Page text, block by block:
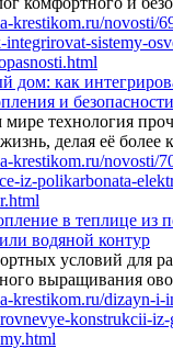
дом: как
и безопасности
технология
делая её более
в теплице из
водяной контур
условий для
выращивания